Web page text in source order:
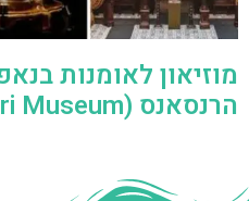
מוזיאון לאומנות
הרנסאנס (Filangieri Museum)